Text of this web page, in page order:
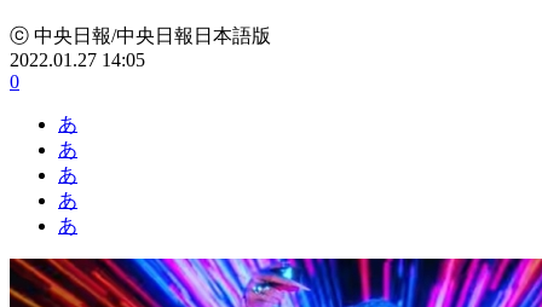
ⓒ 中央日報/中央日報日本語版
2022.01.27 14:05
0
あ
あ
あ
あ
あ